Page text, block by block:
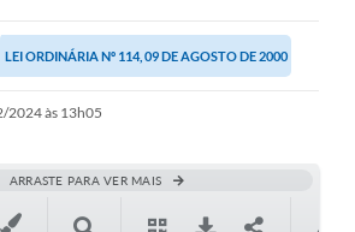
DE DADOS
LEI ORDINÁRIA Nº 114, 09 DE AGOSTO DE 2000
2024 às 13h05
ARRASTE PARA VER MAIS